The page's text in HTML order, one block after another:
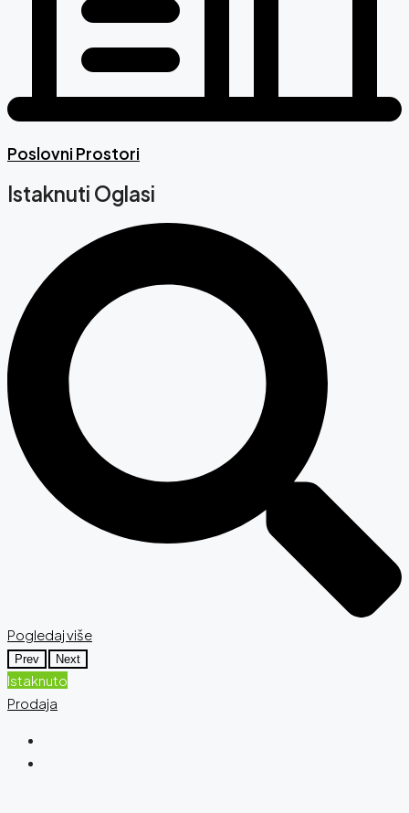
Poslovni Prostori
Istaknuti Oglasi
Pogledaj više
Prev Next
Istaknuto
Prodaja